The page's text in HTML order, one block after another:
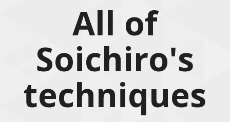
All of
Soichiro's
techniques